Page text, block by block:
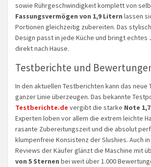
sowie Rührgeschwindigkeit komplett von
Fassungsvermögen von 1,9 Litern lassen
Portionen gleichzeitig zubereiten. Das
Design passt in jede Küche und bringt echtes
direkt nach Hause.
Testberichte und
In den aktuellen Testberichten kann das neue
ganzer Linie überzeugen. Das bekannte
Testberichte.de vergibt die starke Note
Experten loben vor allem die extrem leichte
rasante Zubereitungszeit und die absolut
klumpenfreie Konsistenz der Slushies. Auch
Reviews der Käufer glänzt die Maschine mit
von 5 Sternen bei weit über 1.000